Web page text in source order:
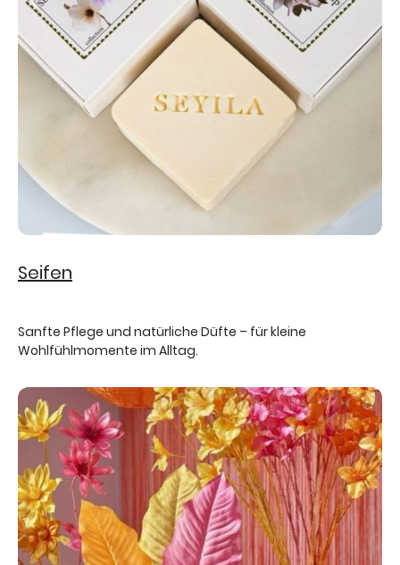
Seifen
Sanfte Pflege und natürliche Düfte – für kleine
Wohlfühlmomente im Alltag.